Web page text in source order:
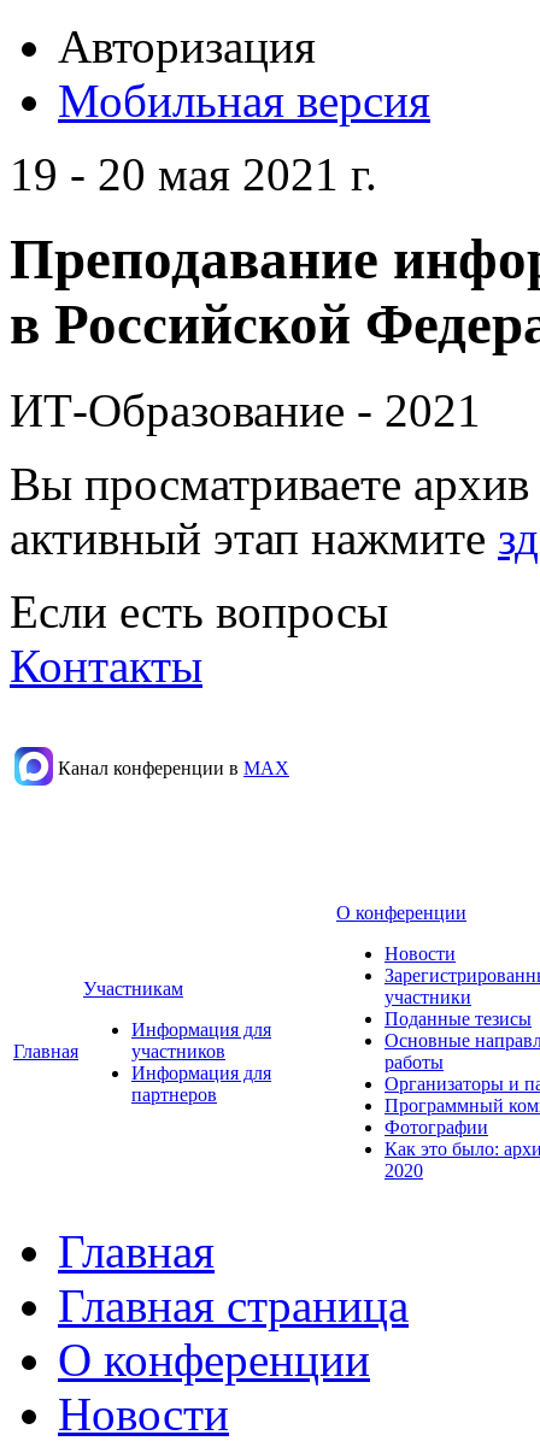
Авторизация
Мобильная версия
19 - 20 мая 2021 г.
Преподавание
в Российской
ИТ-Образование - 2021
Вы просматриваете
активный этап нажмите
Если есть вопросы
Контакты
Канал конференции в МАХ
Главная
Участникам
Информация для
участников
Информация для
партнеров
О конференции
Новости
участники
Поданные тезисы
Основные
работы
Организаторы и
Программный
Фотографии
Как это было:
2020
Главная
Главная страница
О конференции
Новости